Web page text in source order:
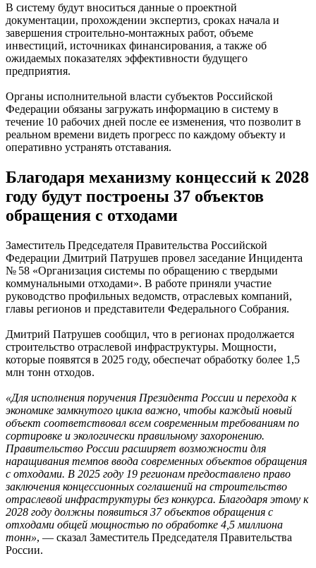
В систему будут вноситься данные о проектной
документации, прохождении экспертиз, сроках начала и
завершения строительно-монтажных работ, объеме
инвестиций, источниках финансирования, а также об
ожидаемых показателях эффективности будущего
предприятия.
Органы исполнительной власти субъектов Российской
Федерации обязаны загружать информацию в систему в
течение 10 рабочих дней после ее изменения, что позволит в
реальном времени видеть прогресс по каждому объекту и
оперативно устранять отставания.
Благодаря механизму концессий к 2028
году будут построены 37 объектов
обращения с отходами
Заместитель Председателя Правительства Российской
Федерации Дмитрий Патрушев провел заседание Инцидента
№ 58 «Организация системы по обращению с твердыми
коммунальными отходами». В работе приняли участие
руководство профильных ведомств, отраслевых компаний,
главы регионов и представители Федерального Собрания.
Дмитрий Патрушев сообщил, что в регионах продолжается
строительство отраслевой инфраструктуры. Мощности,
которые появятся в 2025 году, обеспечат обработку более 1,5
млн тонн отходов.
«Для исполнения поручения Президента России и перехода к
экономике замкнутого цикла важно, чтобы каждый новый
объект соответствовал всем современным требованиям по
сортировке и экологически правильному захоронению.
Правительство России расширяет возможности для
наращивания темпов ввода современных объектов обращения
с отходами. В 2025 году 19 регионам предоставлено право
заключения концессионных соглашений на строительство
отраслевой инфраструктуры без конкурса. Благодаря этому к
2028 году должны появиться 37 объектов обращения с
отходами общей мощностью по обработке 4,5 миллиона
тонн», — сказал Заместитель Председателя Правительства
России.